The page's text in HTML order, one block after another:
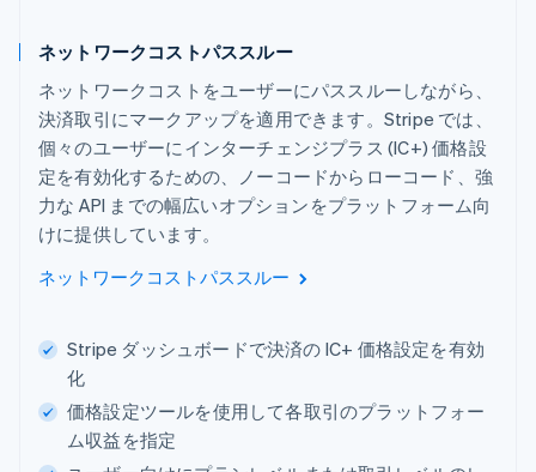
ネットワークコストパススルー
ネットワークコストをユーザーにパススルーしながら、
決済取引にマークアップを適用できます。Stripe では、
個々のユーザーにインターチェンジプラス (IC+) 価格設
定を有効化するための、ノーコードからローコード、強
力な API までの幅広いオプションをプラットフォーム向
けに提供しています。
ネットワークコストパススルー
Stripe ダッシュボードで決済の IC+ 価格設定を有効
化
価格設定ツールを使用して各取引のプラットフォー
ム収益を指定